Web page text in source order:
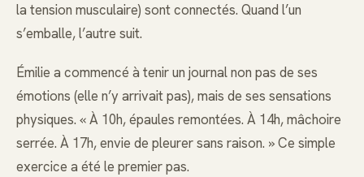
la tension musculaire) sont connectés. Quand l’un
s’emballe, l’autre suit.
Émilie a commencé à tenir un journal non pas de ses
émotions (elle n’y arrivait pas), mais de ses sensations
physiques. « À 10h, épaules remontées. À 14h, mâchoire
serrée. À 17h, envie de pleurer sans raison. » Ce simple
exercice a été le premier pas.